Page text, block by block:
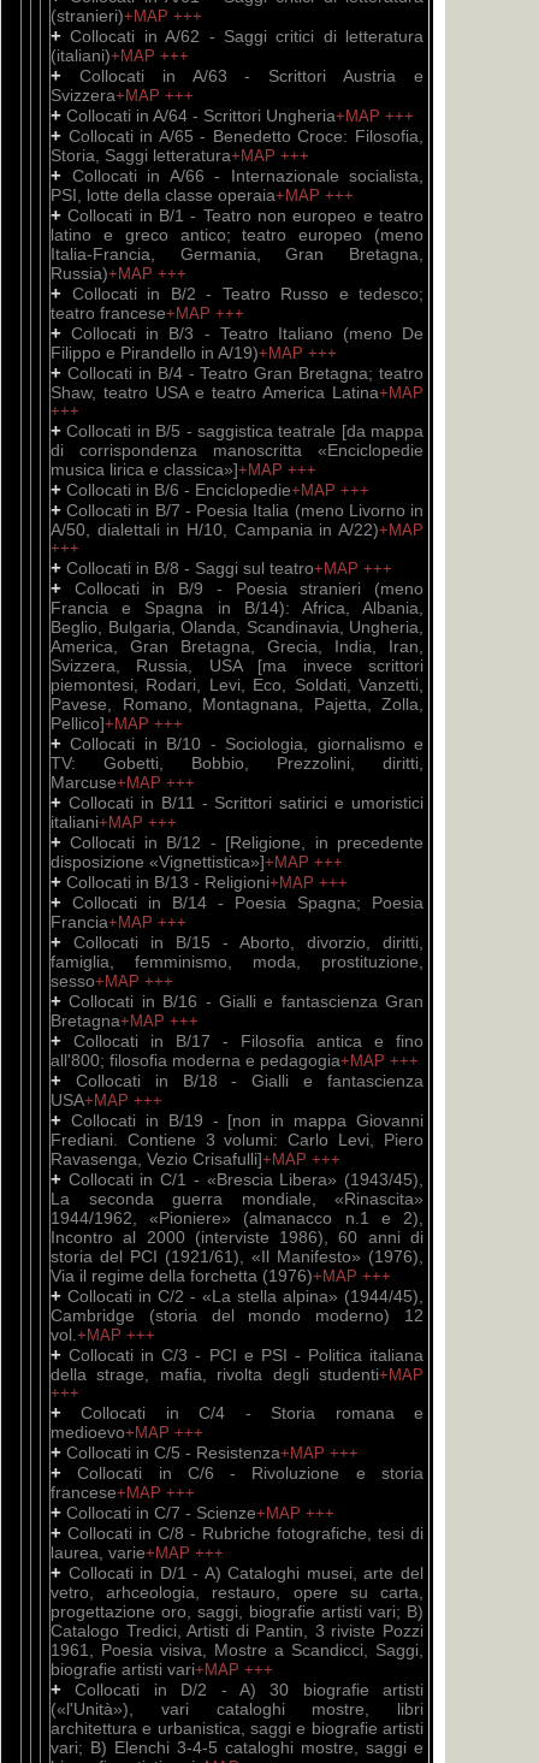
(stranieri)+MAP +++
+Collocati in A/62 - Saggi critici di letteratura
(italiani)+MAP +++
+ Collocati in A/63 - Scrittori Austria e
Svizzera+MAP +++
+ Collocati in A/64 - Scrittori Ungheria+MAP +++
+ Collocati in A/65 - Benedetto Croce: Filosofia,
Storia, Saggi letteratura+MAP +++
+ Collocati in A/66 - Internazionale socialista,
PSI, lotte della classe operaia+MAP +++
+Collocati in B/1 - Teatro non europeo e teatro
latino e greco antico; teatro europeo (meno
Italia-Francia, Germania, Gran Bretagna,
Russia)+MAP +++
+ Collocati in B/2 - Teatro Russo e tedesco;
teatro francese+MAP +++
+Collocati in B/3 - Teatro Italiano (meno De
Filippo e Pirandello in A/19)+MAP +++
+ Collocati in B/4 - Teatro Gran Bretagna; teatro
Shaw, teatro USA e teatro America Latina+MAP
+++
+Collocati in B/5 - saggistica teatrale [da mappa
di corrispondenza manoscritta «Enciclopedie
musica lirica e classica»]+MAP +++
+ Collocati in B/6 - Enciclopedie+MAP +++
+Collocati in B/7 - Poesia Italia (meno Livorno in
A/50, dialettali in H/10, Campania in A/22)+MAP
+++
+ Collocati in B/8 - Saggi sul teatro+MAP +++
+ Collocati in B/9 - Poesia stranieri (meno
Francia e Spagna in B/14): Africa, Albania,
Beglio, Bulgaria, Olanda, Scandinavia, Ungheria,
America, Gran Bretagna, Grecia, India, Iran,
Svizzera, Russia, USA [ma invece scrittori
piemontesi, Rodari, Levi, Eco, Soldati, Vanzetti,
Pavese, Romano, Montagnana, Pajetta, Zolla,
Pellico]+MAP +++
+Collocati in B/10 - Sociologia, giornalismo e
TV: Gobetti, Bobbio, Prezzolini, diritti,
Marcuse+MAP +++
+ Collocati in B/11 - Scrittori satirici e umoristici
italiani+MAP +++
+Collocati in B/12 - [Religione, in precedente
disposizione «Vignettistica»]+MAP +++
+ Collocati in B/13 - Religioni+MAP +++
+ Collocati in B/14 - Poesia Spagna; Poesia
Francia+MAP +++
+ Collocati in B/15 - Aborto, divorzio, diritti,
famiglia, femminismo, moda, prostituzione,
sesso+MAP +++
+Collocati in B/16 - Gialli e fantascienza Gran
Bretagna+MAP +++
+ Collocati in B/17 - Filosofia antica e fino
all'800; filosofia moderna e pedagogia+MAP +++
+ Collocati in B/18 - Gialli e fantascienza
USA+MAP +++
+ Collocati in B/19 - [non in mappa Giovanni
Frediani. Contiene 3 volumi: Carlo Levi, Piero
Ravasenga, Vezio Crisafulli]+MAP +++
+ Collocati in C/1 - «Brescia Libera» (1943/45),
La seconda guerra mondiale, «Rinascita»
1944/1962, «Pioniere» (almanacco n.1 e 2),
Incontro al 2000 (interviste 1986), 60 anni di
storia del PCI (1921/61), «Il Manifesto» (1976),
Via il regime della forchetta (1976)+MAP +++
+ Collocati in C/2 - «La stella alpina» (1944/45),
Cambridge (storia del mondo moderno) 12
vol. +MAP +++
+Collocati in C/3 - PCI e PSI - Politica italiana
della strage, mafia, rivolta degli studenti+MAP
+++
+Collocati in C/4 - Storia romana e
medioevo+MAP +++
+ Collocati in C/5 - Resistenza+MAP +++
+Collocati in C/6 - Rivoluzione e storia
francese+MAP +++
+ Collocati in C/7 - Scienze+MAP +++
+ Collocati in C/8 - Rubriche fotografiche, tesi di
laurea, varie+MAP +++
+ Collocati in D/1 - A) Cataloghi musei, arte del
vetro, arhceologia, restauro, opere su carta,
progettazione oro, saggi, biografie artisti vari; B)
Catalogo Tredici, Artisti di Pantin, 3 riviste Pozzi
1961, Poesia visiva, Mostre a Scandicci, Saggi,
biografie artisti vari+MAP +++
+Collocati in D/2 - A) 30 biografie artisti
(«l'Unità»), vari cataloghi mostre, libri
architettura e urbanistica, saggi e biografie artisti
vari; B) Elenchi 3-4-5 cataloghi mostre, saggi e